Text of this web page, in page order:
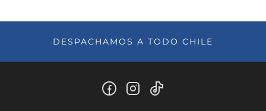
DESPACHAMOS A TODO CHILE